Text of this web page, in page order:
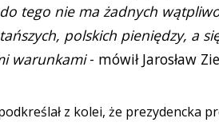
tego nie ma żadnych
polskich pieniędzy, a
warunkami- mówił Jarosław
z kolei, że prezydencka